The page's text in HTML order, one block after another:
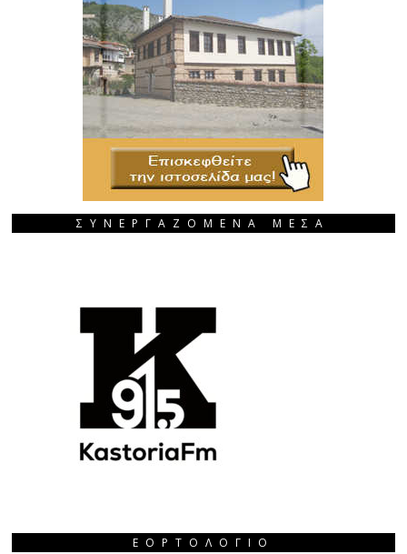
ΣΥΝΕΡΓΑΖΟΜΕΝΑ ΜΕΣΑ
ΕΟΡΤΟΛΌΓΙΟ